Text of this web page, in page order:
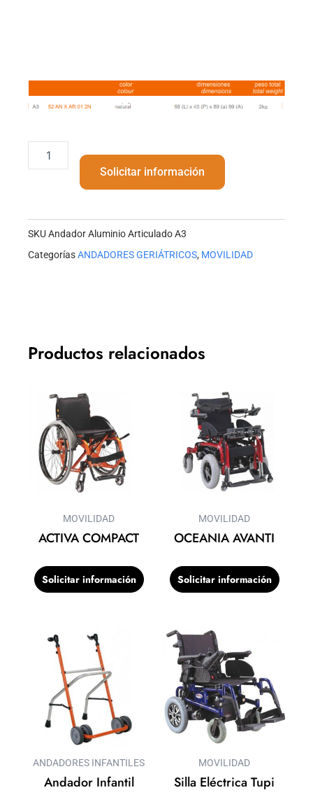
Aluminio
Solicitar información
SKUAndador Aluminio Articulado A3
CategoríasANDADORES GERIÁTRICOS, MOVILIDAD
Productos relacionados
MOVILIDAD
ACTIVA COMPACT
Solicitar información
MOVILIDAD
OCEANIA AVANTI
Solicitar información
ANDADORES INFANTILES
Andador Infantil
MOVILIDAD
Silla Eléctrica Tupi